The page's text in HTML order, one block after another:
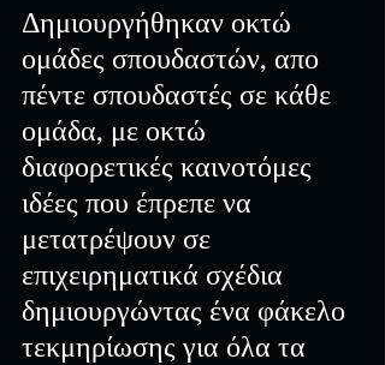
Δημιουργήθηκαν οκτώ
ομάδες σπουδαστών, απο
πέντε σπουδαστές σε κάθε
ομάδα, με οκτώ
διαφορετικές καινοτόμες
ιδέες που έπρεπε να
μετατρέψουν σε
επιχειρηματικά σχέδια
δημιουργώντας ένα φάκελο
τεκμηρίωσης για όλα τα